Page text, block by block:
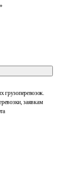
заявкам